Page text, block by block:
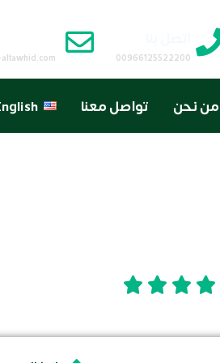
00966125522200
من نحن تواصل معنا